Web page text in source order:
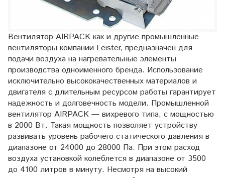
Вентилятор AIRPACK как и другие промышленные
вентиляторы компании Leister, предназначен для
подачи воздуха на нагревательные элементы
производства одноименного бренда. Использование
исключительно высококачественных материалов и
двигателя с длительным ресурсом работы гарантирует
надежность и долговечность модели. Промышленной
вентилятор AIRPACK — вихревого типа, с мощностью
в 2000 Вт. Такая мощность позволяет устройству
развивать уровень рабочего статического давления в
диапазоне от 24000 до 28000 Па. При этом расход
воздуха установкой колеблется в диапазоне от 3500
до 4100 литров в минуту. Несмотря на высокий